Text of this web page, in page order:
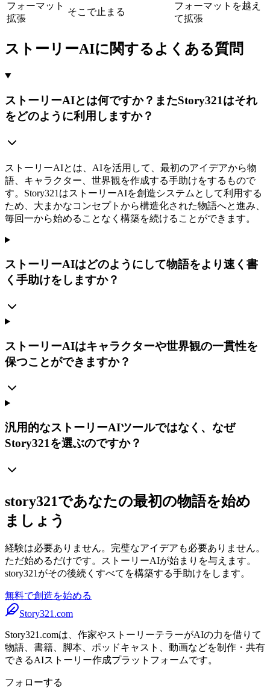
フォーマット
拡張
そこで止まる
フォーマットを越え
て拡張
ストーリーAIに関するよくある質問
ストーリーAIとは何ですか？またStory321はそれ
をどのように利用しますか？
ストーリーAIとは、AIを活用して、最初のアイデアから物
語、キャラクター、世界観を作成する手助けをするもので
す。Story321はストーリーAIを創造システムとして利用する
ため、大まかなコンセプトから構造化された物語へと進み、
毎回一から始めることなく構築を続けることができます。
ストーリーAIはどのようにして物語をより速く書
く手助けをしますか？
ストーリーAIはキャラクターや世界観の一貫性を
保つことができますか？
汎用的なストーリーAIツールではなく、なぜ
Story321を選ぶのですか？
story321であなたの最初の物語を始め
ましょう
経験は必要ありません。完璧なアイデアも必要ありません。
ただ始めるだけです。ストーリーAIが始まりを与えます。
story321がその後続くすべてを構築する手助けをします。
無料で創造を始める
Story321.com
Story321.comは、作家やストーリーテラーがAIの力を借りて
物語、書籍、脚本、ポッドキャスト、動画などを制作・共有
できるAIストーリー作成プラットフォームです。
フォローする